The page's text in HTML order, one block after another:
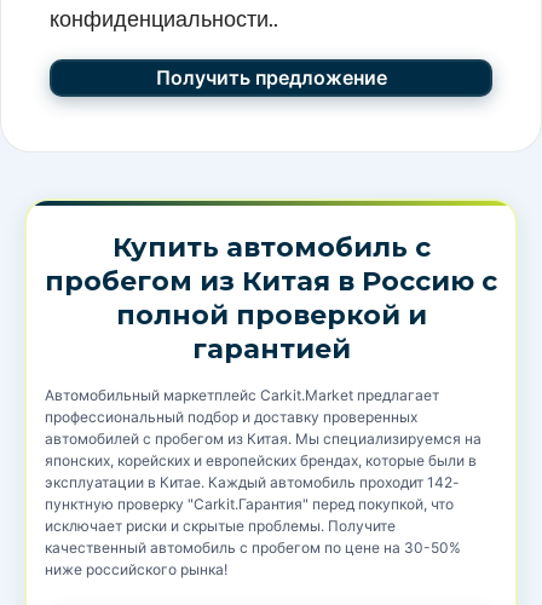
конфиденциальности..
Купить автомобиль с
пробегом из Китая в Россию с
полной проверкой и
гарантией
Автомобильный маркетплейс Carkit.Market предлагает
профессиональный подбор и доставку проверенных
автомобилей с пробегом из Китая. Мы специализируемся на
японских, корейских и европейских брендах, которые были в
эксплуатации в Китае. Каждый автомобиль проходит 142-
пунктную проверку "Carkit.Гарантия" перед покупкой, что
исключает риски и скрытые проблемы. Получите
качественный автомобиль с пробегом по цене на 30-50%
ниже российского рынка!